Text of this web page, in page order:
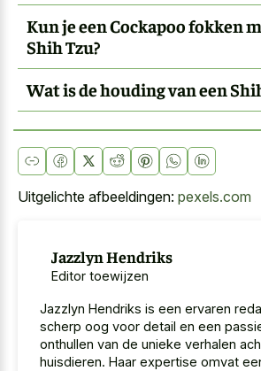
Kun je een Cockapoo fokken
Shih Tzu?
Wat is de houding van een
Uitgelichte afbeeldingen: pexels.com
Jazzlyn Hendriks
Editor toewijzen
Jazzlyn Hendriks is een ervaren
scherp oog voor detail en een
onthullen van de unieke verhalen
huisdieren. Haar expertise omvat